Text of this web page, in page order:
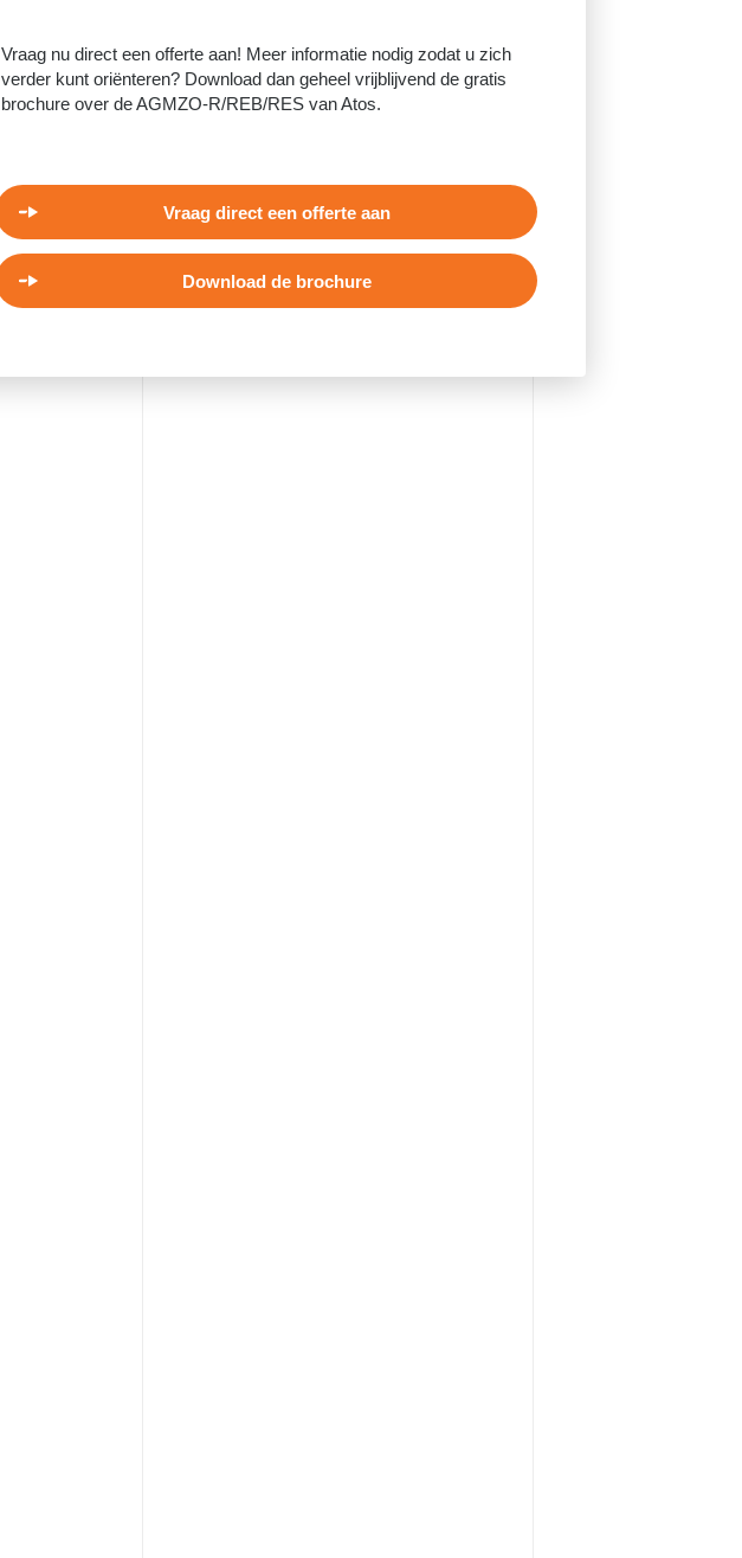
Vraag nu direct een offerte aan! Meer informatie nodig zodat u zich
verder kunt oriënteren? Download dan geheel vrijblijvend de gratis
brochure over de AGMZO-R/REB/RES van Atos.
Vraag direct een offerte aan
Download de brochure